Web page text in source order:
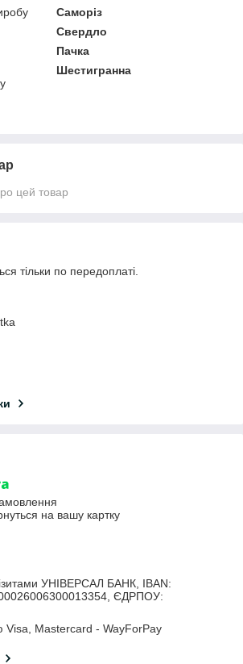
Саморіз
Свердло
Пачка
Шестигранна
цей товар
тільки по передоплаті.
на вашу картку
УНІВЕРСАЛ БАНК, IBAN:
ЄДРПОУ:
Visa, Mastercard - WayForPay